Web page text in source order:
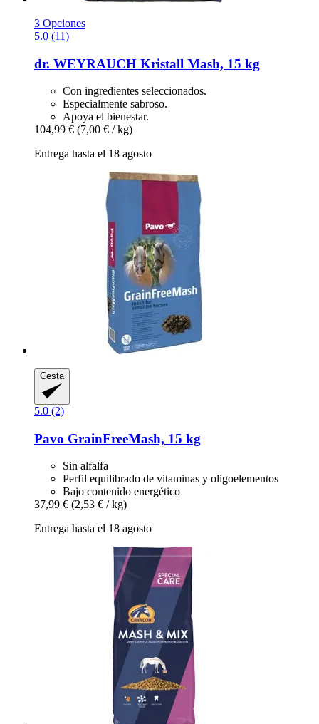
3 Opciones
5.0 (11)
dr. WEYRAUCH Kristall Mash, 15 kg
Con ingredientes seleccionados.
Especialmente sabroso.
Apoya el bienestar.
104,99 € (7,00 € / kg)
Entrega hasta el 18 agosto
Cesta
5.0 (2)
Pavo GrainFreeMash, 15 kg
Sin alfalfa
Perfil equilibrado de vitaminas y oligoelementos
Bajo contenido energético
37,99 € (2,53 € / kg)
Entrega hasta el 18 agosto